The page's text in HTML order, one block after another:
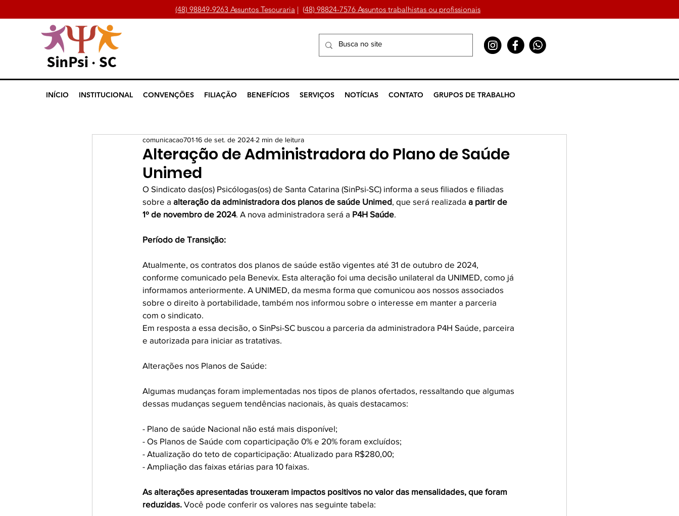
INÍCIO INSTITUCIONAL CONVENÇÕES FILIAÇÃO BENEFÍCIOS SERVIÇOS NOTÍCIAS CONTATO GRUPOS DE TRABALHO
(48) 98849-9263 Assuntos Tesouraria | (48) 98824-7576 Assuntos trabalhistas ou profissionais
Alteração de Administradora do Plano de Saúde
Unimed
comunicacao701 16 de set. de 2024 2 min de leitura
O Sindicato das(os) Psicólogas(os) de Santa Catarina (SinPsi-SC) informa a seus filiados e filiadas
sobre a alteração da administradora dos planos de saúde Unimed, que será realizada a partir de
1º de novembro de 2024. A nova administradora será a P4H Saúde.
Período de Transição:
Atualmente, os contratos dos planos de saúde estão vigentes até 31 de outubro de 2024,
conforme comunicado pela Benevix. Esta alteração foi uma decisão unilateral da UNIMED, como já
informamos anteriormente. A UNIMED, da mesma forma que comunicou aos nossos associados
sobre o direito à portabilidade, também nos informou sobre o interesse em manter a parceria
com o sindicato.
Em resposta a essa decisão, o SinPsi-SC buscou a parceria da administradora P4H Saúde, parceira
e autorizada para iniciar as tratativas.
Alterações nos Planos de Saúde:
Algumas mudanças foram implementadas nos tipos de planos ofertados, ressaltando que algumas
dessas mudanças seguem tendências nacionais, às quais destacamos:
- Plano de saúde Nacional não está mais disponível;
- Os Planos de Saúde com coparticipação 0% e 20% foram excluídos;
- Atualização do teto de coparticipação: Atualizado para R$280,00;
- Ampliação das faixas etárias para 10 faixas.
As alterações apresentadas trouxeram impactos positivos no valor das mensalidades, que foram
reduzidas. Você pode conferir os valores nas seguinte tabela: